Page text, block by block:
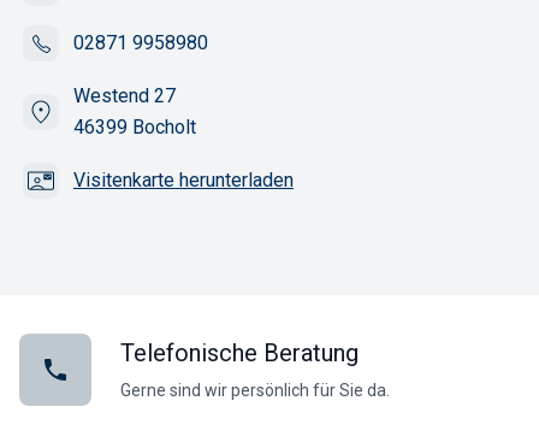
02871 9958980
Westend 27
46399 Bocholt
Visitenkarte herunterladen
Telefonische Beratung
Gerne sind wir persönlich für Sie da.